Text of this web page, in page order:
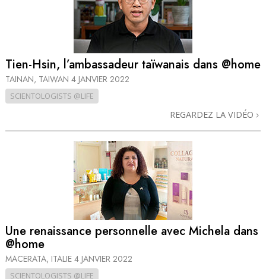
Tien-Hsin, l’ambassadeur taïwanais dans @home
TAINAN, TAIWAN 4 JANVIER 2022
SCIENTOLOGISTS @LIFE
REGARDEZ LA VIDÉO
Une renaissance personnelle avec Michela dans
@home
MACERATA, ITALIE 4 JANVIER 2022
SCIENTOLOGISTS @LIFE